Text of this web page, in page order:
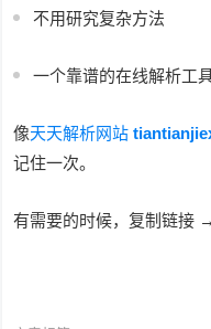
不用研究复杂方法
一个靠谱的在线解析工
像天天解析网站
记住一次。
有需要的时候，复制链接